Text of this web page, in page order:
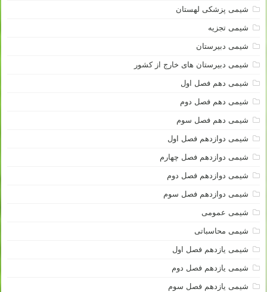
شیمی پزشکی لهستان
شیمی تجزیه
شیمی دبیرستان
شیمی دبیرستان های خارج از کشور
شیمی دهم فصل اول
شیمی دهم فصل دوم
شیمی دهم فصل سوم
شیمی دوازدهم فصل اول
شیمی دوازدهم فصل چهارم
شیمی دوازدهم فصل دوم
شیمی دوازدهم فصل سوم
شیمی عمومی
شیمی محاسباتی
شیمی یازدهم فصل اول
شیمی یازدهم فصل دوم
شیمی یازدهم فصل سوم